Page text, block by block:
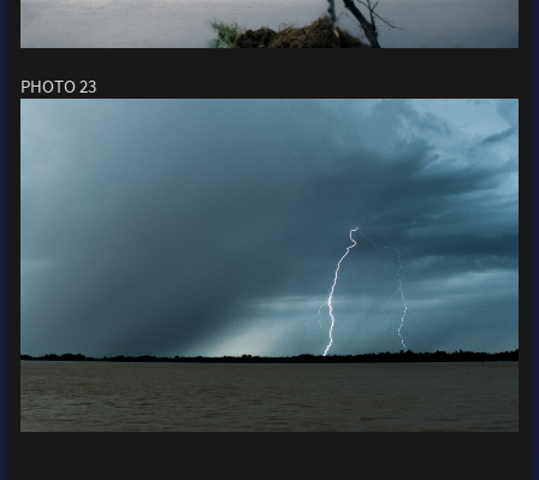
PHOTO 23